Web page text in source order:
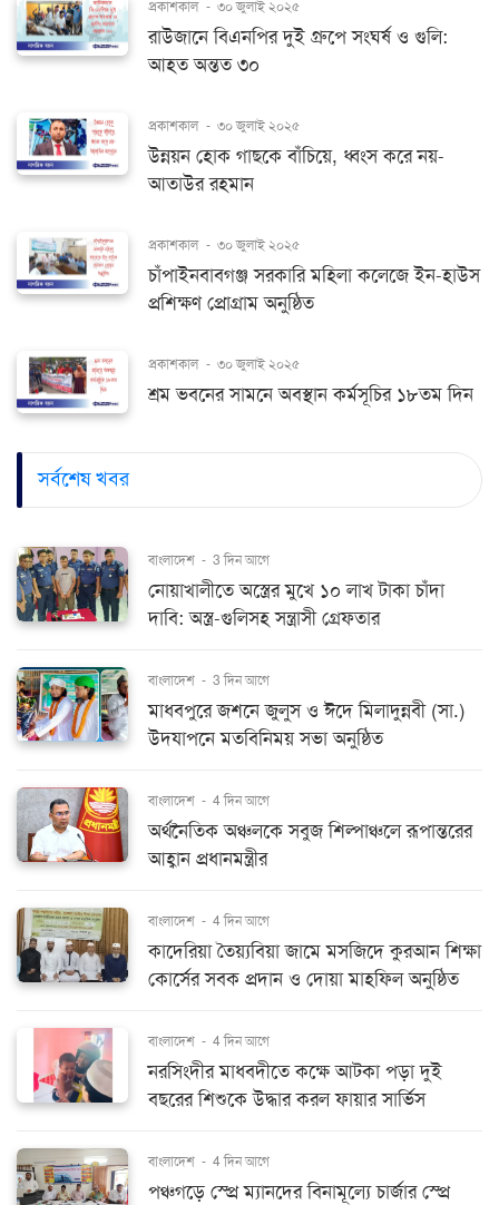
প্রকাশকাল - ৩০ জুলাই ২০২৫
রাউজানে বিএনপির দুই গ্রুপে সংঘর্ষ ও গুলি:
আহত অন্তত ৩০
প্রকাশকাল - ৩০ জুলাই ২০২৫
উন্নয়ন হোক গাছকে বাঁচিয়ে, ধ্বংস করে নয়-
আতাউর রহমান
প্রকাশকাল - ৩০ জুলাই ২০২৫
চাঁপাইনবাবগঞ্জ সরকারি মহিলা কলেজে ইন-হাউস
প্রশিক্ষণ প্রোগ্রাম অনুষ্ঠিত
প্রকাশকাল - ৩০ জুলাই ২০২৫
শ্রম ভবনের সামনে অবস্থান কর্মসূচির ১৮তম দিন
সর্বশেষ খবর
বাংলাদেশ - 3 দিন আগে
নোয়াখালীতে অস্ত্রের মুখে ১০ লাখ টাকা চাঁদা
দাবি: অস্ত্র-গুলিসহ সন্ত্রাসী গ্রেফতার
বাংলাদেশ - 3 দিন আগে
মাধবপুরে জশনে জুলুস ও ঈদে মিলাদুন্নবী (সা.)
উদযাপনে মতবিনিময় সভা অনুষ্ঠিত
বাংলাদেশ - 4 দিন আগে
অর্থনৈতিক অঞ্চলকে সবুজ শিল্পাঞ্চলে রূপান্তরের
আহ্বান প্রধানমন্ত্রীর
বাংলাদেশ - 4 দিন আগে
কাদেরিয়া তৈয়্যবিয়া জামে মসজিদে কুরআন শিক্ষা
কোর্সের সবক প্রদান ও দোয়া মাহফিল অনুষ্ঠিত
বাংলাদেশ - 4 দিন আগে
নরসিংদীর মাধবদীতে কক্ষে আটকা পড়া দুই
বছরের শিশুকে উদ্ধার করল ফায়ার সার্ভিস
বাংলাদেশ - 4 দিন আগে
পঞ্চগড়ে স্প্রে ম্যানদের বিনামূল্যে চার্জার স্প্রে